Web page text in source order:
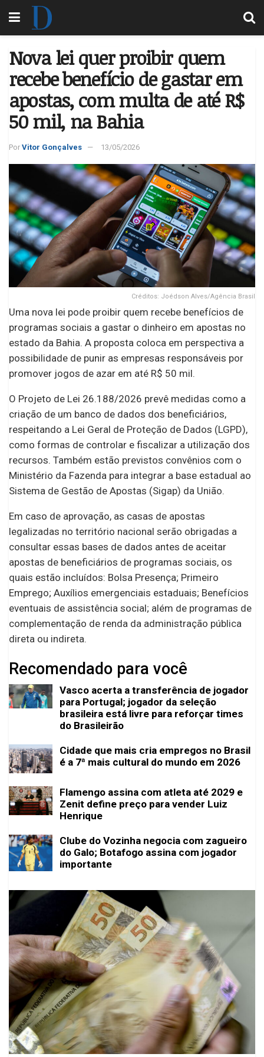
Nova lei quer proibir quem
recebe benefício de gastar em
apostas, com multa de até R$
50 mil, na Bahia
Por Vitor Gonçalves 13/05/2026
Créditos: Joédson Alves/Agência Brasil
Uma nova lei pode proibir quem recebe benefícios de
programas sociais a gastar o dinheiro em apostas no
estado da Bahia. A proposta coloca em perspectiva a
possibilidade de punir as empresas responsáveis por
promover jogos de azar em até R$ 50 mil.
O Projeto de Lei 26.188/2026 prevê medidas como a
criação de um banco de dados dos beneficiários,
respeitando a Lei Geral de Proteção de Dados (LGPD),
como formas de controlar e fiscalizar a utilização dos
recursos. Também estão previstos convênios com o
Ministério da Fazenda para integrar a base estadual ao
Sistema de Gestão de Apostas (Sigap) da União.
Em caso de aprovação, as casas de apostas
legalizadas no território nacional serão obrigadas a
consultar essas bases de dados antes de aceitar
apostas de beneficiários de programas sociais, os
quais estão incluídos: Bolsa Presença; Primeiro
Emprego; Auxílios emergenciais estaduais; Benefícios
eventuais de assistência social; além de programas de
complementação de renda da administração pública
direta ou indireta.
Recomendado para você
Vasco acerta a transferência de jogador
para Portugal; jogador da seleção
brasileira está livre para reforçar times
do Brasileirão
Cidade que mais cria empregos no Brasil
é a 7ª mais cultural do mundo em 2026
Flamengo assina com atleta até 2029 e
Zenit define preço para vender Luiz
Henrique
Clube do Vozinha negocia com zagueiro
do Galo; Botafogo assina com jogador
importante